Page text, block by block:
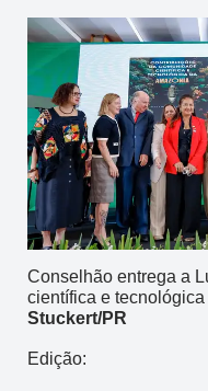
Conselhão entrega a
científica e
Stuckert/PR
Edição: